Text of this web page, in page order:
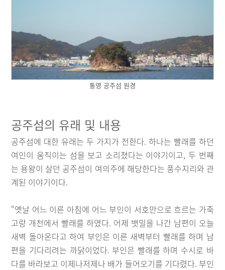
통영 공주섬 원경
공주섬의 유래 및 내용
공주섬에 대한 유래는 두 가지가 전한다. 하나는 빨래를 하던
여인이 움직이는 섬을 보고 소리쳤다는 이야기이고, 두 번째
는 용왕이 살던 공주섬이 여의주에 해당한다는 풍수지리와 관
계된 이야기이다.
“옛날 어느 이른 아침에 어느 부인이 서호만으로 흐르는 가죽
고랑 개천에서 빨래를 하였다. 어제 뱃일을 나간 남편이 오늘
새벽 돌아온다고 하여 부인은 이른 새벽부터 빨래를 하며 남
편을 기다리려는 까닭이었다. 부인은 빨래를 하며 수시로 바
다를 바라보고 이제나저제나 배가 들어오기를 기다렸다. 부인